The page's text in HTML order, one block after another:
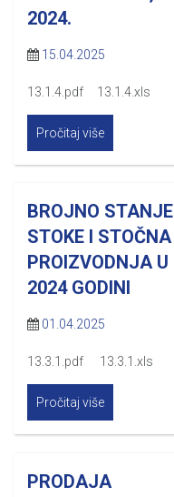
2024.
15.04.2025
13.1.4.pdf 13.1.4.xls
Pročitaj više
BROJNO STANJE
STOKE I STOČNA
PROIZVODNJA U
2024 GODINI
01.04.2025
13.3.1.pdf 13.3.1.xls
Pročitaj više
PRODAJA